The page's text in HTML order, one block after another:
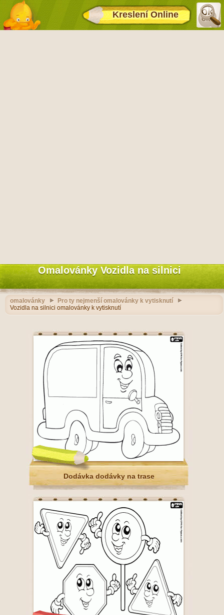
Kreslení Online
Omalovánky Vozidla na silnici
omalovánky
Pro ty nejmenší omalovánky k vytisknutí
Vozidla na silnici omalovánky k vytisknutí
Dodávka dodávky na trase